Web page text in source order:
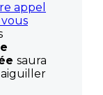
appel
saura